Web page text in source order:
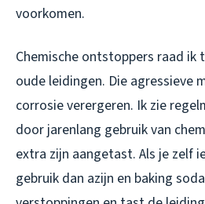
voorkomen.
Chemische ontstoppers raad ik
oude leidingen. Die agressieve
corrosie verergeren. Ik zie
door jarenlang gebruik van
extra zijn aangetast. Als je zelf
gebruik dan azijn en baking